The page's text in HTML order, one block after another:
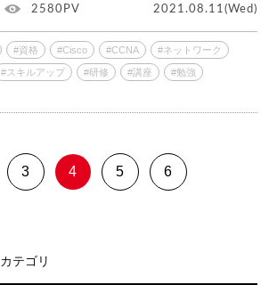
2580PV 2021.08.11(Wed)
#資格 #Cisco #CCNA #ネットワーク
#スキルアップ #研修 #講座 #勉強
3 4 5 6
カテゴリ